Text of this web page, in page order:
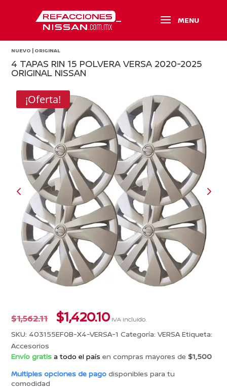
NUEVO | ORIGINAL
4 TAPAS RIN 15 POLVERA VERSA 2020-2025
ORIGINAL NISSAN
¡Oferta!
$1,562.11 El
precio
original
era:
$1,562.11.
$1,420.10El
precio
actual
es:
$1,420.10.
IVA incluido.
SKU: 403155EF0B-X4-VERSA-1 Categoría:VERSA Etiqueta:
Accesorios
Envío gratis a todo el paísen compras mayores de$1,500
Multiples opciones de pagodisponibles para tu
comodidad